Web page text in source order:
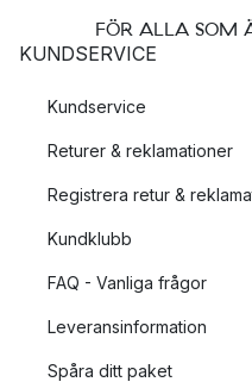
FÖR ALLA SOM
KUNDSERVICE
Kundservice
Returer & reklamationer
Registrera retur &
Kundklubb
FAQ - Vanliga frågor
Leveransinformation
Spåra ditt paket